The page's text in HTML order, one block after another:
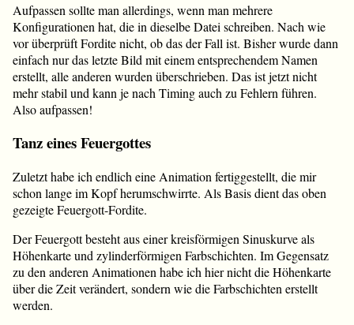
Aufpassen sollte man allerdings, wenn man mehrere
Konfigurationen hat, die in dieselbe Datei schreiben. Nach wie
vor überprüft Fordite nicht, ob das der Fall ist. Bisher wurde dann
einfach nur das letzte Bild mit einem entsprechendem Namen
erstellt, alle anderen wurden überschrieben. Das ist jetzt nicht
mehr stabil und kann je nach Timing auch zu Fehlern führen.
Also aufpassen!
Tanz eines Feuergottes
Zuletzt habe ich endlich eine Animation fertiggestellt, die mir
schon lange im Kopf herumschwirrte. Als Basis dient das oben
gezeigte Feuergott-Fordite.
Der Feuergott besteht aus einer kreisförmigen Sinuskurve als
Höhenkarte und zylinderförmigen Farbschichten. Im Gegensatz
zu den anderen Animationen habe ich hier nicht die Höhenkarte
über die Zeit verändert, sondern wie die Farbschichten erstellt
werden.